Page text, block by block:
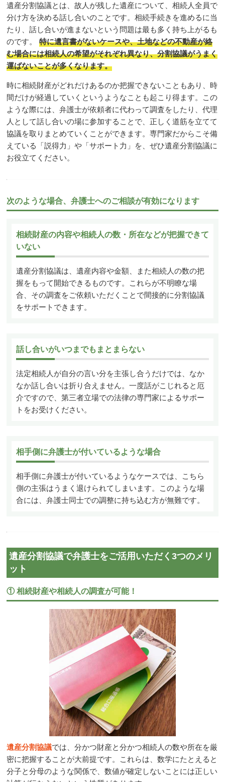
遺産分割協議とは、故人が残した遺産について、相続人全員で
分け方を決める話し合いのことです。相続手続きを進めるに当
たり、話し合いが進まないという問題は最も多く持ち上がるも
のです。
特に遺言書がないケースや、土地などの不動産が絡
む場合には相続人の希望がそれぞれ異なり、分割協議がうまく
運ばないことが多くなります。
時に相続財産がどれだけあるのか把握できないこともあり、時
間だけが経過していくというようなことも起こり得ます。この
ような際には、弁護士が依頼者に代わって調査をしたり、代理
人として話し合いの場に参加することで、正しく道筋を立てて
協議を取りまとめていくことができます。専門家だからこそ備
えている「説得力」や「サポート力」を、ぜひ遺産分割協議に
お役立てください。
次のような場合、弁護士へのご相談が有効になります
相続財産の内容や相続人の数・所在などが把握できて
いない
遺産分割協議は、遺産内容や金額、また相続人の数の把
握をもって開始できるものです。これらが不明瞭な場
合、その調査をご依頼いただくことで間接的に分割協議
をサポートできます。
話し合いがいつまでもまとまらない
法定相続人が自分の言い分を主張し合うだけでは、なか
なか話し合いは折り合えません。一度話がこじれると厄
介ですので、第三者立場での法律の専門家によるサポー
トをお受けください。
相手側に弁護士が付いているような場合
相手側に弁護士が付いているようなケースでは、こちら
側の主張はうまく退けられてしまいます。このような場
合には、弁護士同士での調整に持ち込む方が無難です。
遺産分割協議で弁護士をご活用いただく3つのメリ
ット
① 相続財産や相続人の調査が可能！
遺産分割協議では、分かつ財産と分かつ相続人の数や所在を厳
密に把握することが大前提です。これらは、数学にたとえると
分子と分母のような関係で、数値が確定しないことには正しい